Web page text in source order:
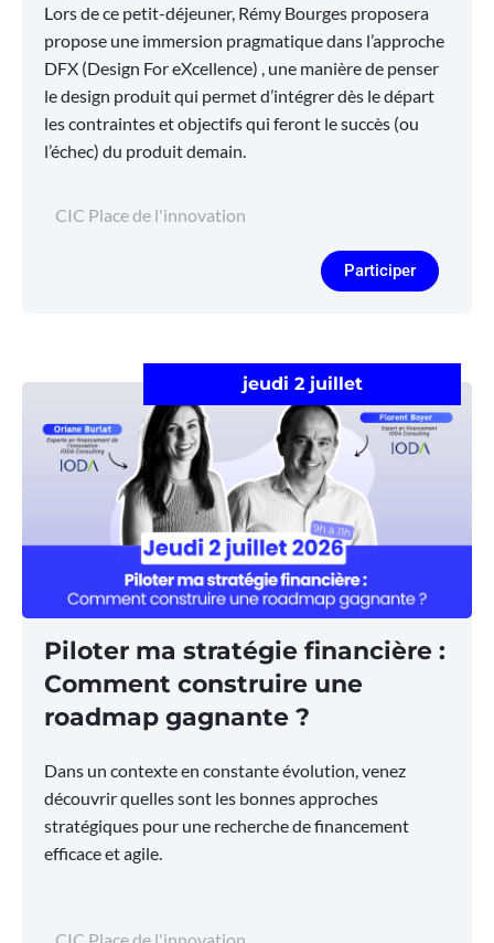
Lors de ce petit-déjeuner, Rémy Bourges proposera
propose une immersion pragmatique dans l’approche
DFX (Design For eXcellence) , une manière de penser
le design produit qui permet d’intégrer dès le départ
les contraintes et objectifs qui feront le succès (ou
l’échec) du produit demain.
CIC Place de l'innovation
Participer
jeudi 2 juillet
Piloter ma stratégie financière :
Comment construire une
roadmap gagnante ?
Dans un contexte en constante évolution, venez
découvrir quelles sont les bonnes approches
stratégiques pour une recherche de financement
efficace et agile.
CIC Place de l'innovation